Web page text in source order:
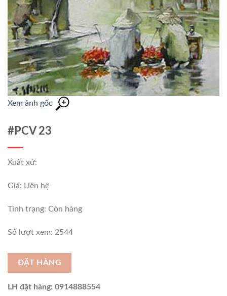
Xem ảnh gốc
#PCV 23
Xuất xứ:
Giá: Liên hệ
Tình trạng: Còn hàng
Số lượt xem: 2544
ĐẶT HÀNG
LH đặt hàng: 0914888554